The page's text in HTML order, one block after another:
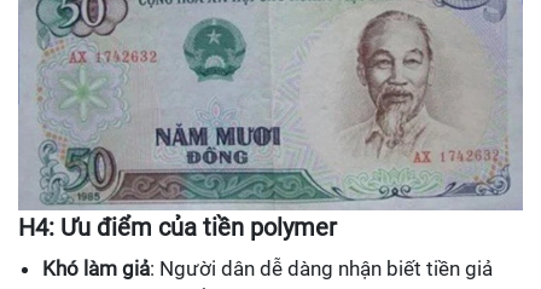
H4: Ưu điểm của tiền polymer
Khó làm giả: Người dân dễ dàng nhận biết tiền giả